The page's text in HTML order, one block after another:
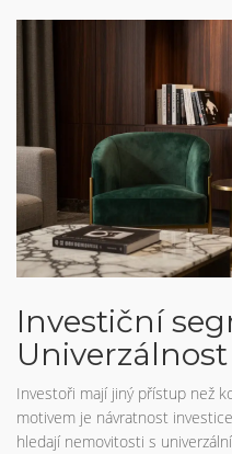
Investiční
Investoři mají jiný přístup než
motivem je návratnost
hledají nemovitosti s